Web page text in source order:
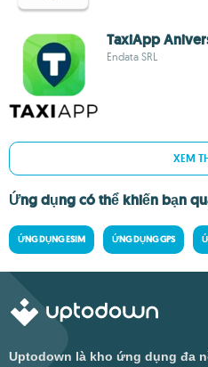
TaxiApp
Endata SRL
XEM
Ứng dụng có thể khiến bạn
ỨNG DỤNG ESIM ỨNG DỤNG GPS
Uptodown là kho ứng dụng đa